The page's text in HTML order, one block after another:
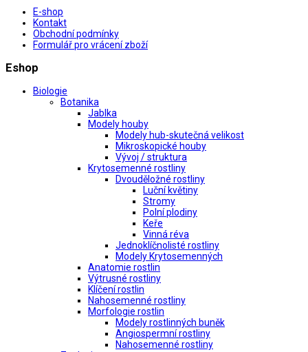
E-shop
Kontakt
Obchodní podmínky
Formulář pro vrácení zboží
Eshop
Biologie
Botanika
Jablka
Modely houby
Modely hub-skutečná velikost
Mikroskopické houby
Vývoj / struktura
Krytosemenné rostliny
Dvouděložné rostliny
Luční květiny
Stromy
Polní plodiny
Keře
Vinná réva
Jednoklíčnolisté rostliny
Modely Krytosemenných
Anatomie rostlin
Výtrusné rostliny
Klíčení rostlin
Nahosemenné rostliny
Morfologie rostlin
Modely rostlinných buněk
Angiospermní rostliny
Nahosemenné rostliny